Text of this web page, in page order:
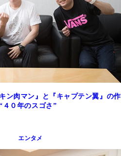
ン肉マン』と『キャプテン翼』の作
４０年のスゴさ”
エンタメ